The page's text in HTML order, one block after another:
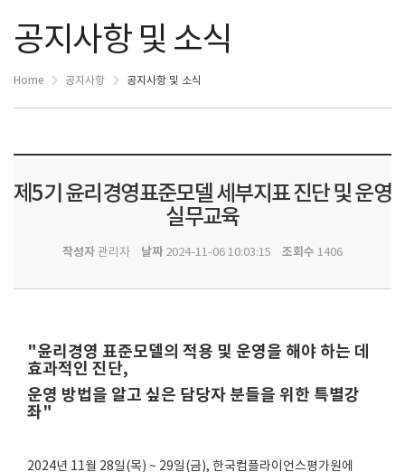
공지사항 및 소식
Home 공지사항 공지사항 및 소식
제5기 윤리경영표준모델 세부지표 진단 및 운영
실무교육
작성자 관리자 날짜 2024-11-06 10:03:15 조회수 1406
"윤리경영 표준모델의 적용 및 운영을 해야 하는 데
효과적인 진단,
운영 방법을 알고 싶은 담당자 분들을 위한 특별강
좌"
2024년 11월 28일(목) ~ 29일(금), 한국컴플라이언스평가원에